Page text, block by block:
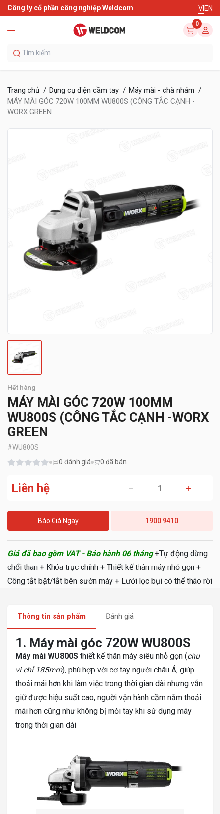
Công ty cổ phần công nghiệp Weldcom VIEN
0
Trang chủ Dụng cụ điện cầm tay
Máy mài - chà nhám
MÁY MÀI GÓC 720W 100MM WU800S (CÔNG TẮC CẠNH -
WORX GREEN
Hết hàng
MÁY MÀI GÓC 720W 100MM
WU800S (CÔNG TẮC CẠNH -WORX
GREEN
#WU800S
0 đánh giá 0 đã bán
Liên hệ − +
Báo Giá Ngay 1900 9410
Giá đã bao gồm VAT - Bảo hành 06 tháng+Tự động dừng
chổi than + Khóa trục chính + Thiết kế thân máy nhỏ gọn +
Công tắt bật/tắt bên sườn máy + Lưới lọc bụi có thể tháo rời
Thông tin sản phẩm Đánh giá
1. Máy mài góc 720W WU800S
Máy mài WU800S thiết kế thân máy siêu nhỏ gọn (chu
vi chỉ 185mm), phù hợp với cơ tay người châu Á, giúp
thoải mái hơn khi làm việc trong thời gian dài nhưng vẫn
giữ được hiệu suất cao, người vận hành cầm nắm thoải
mái hơn cũng như không bị mỏi tay khi sử dụng máy
trong thời gian dài